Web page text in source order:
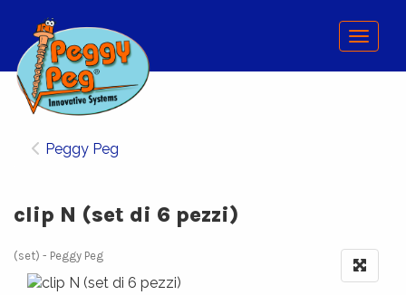
Menu
Peggy Peg
clip N (set di 6 pezzi)
(set) Peggy Peg